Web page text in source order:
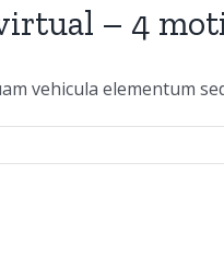
– 4
vehicula elementum